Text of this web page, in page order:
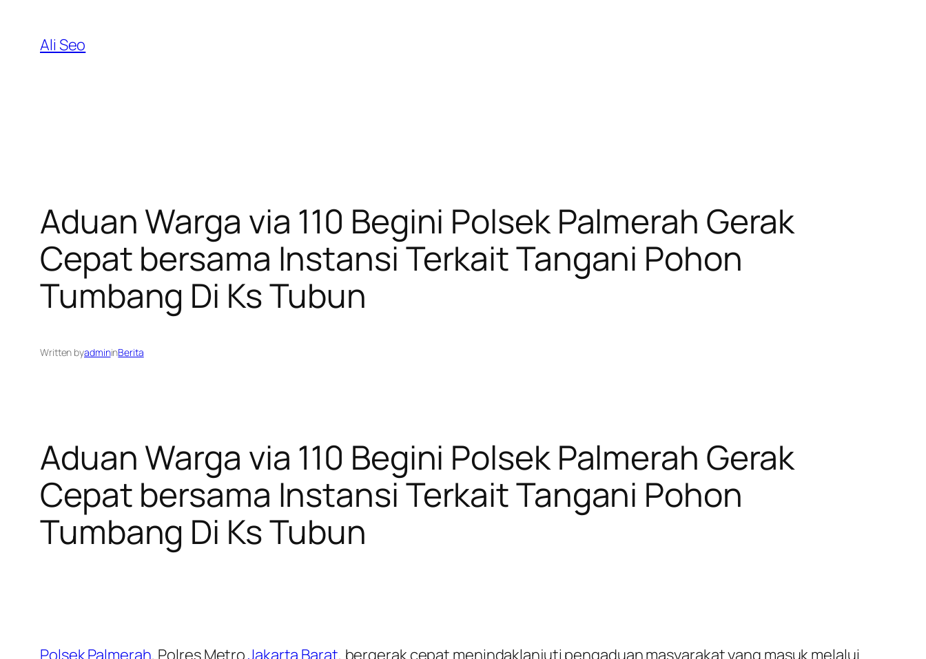
content
Ali Seo
Aduan Warga via 110 Begini Polsek Palmerah Gerak
Cepat bersama Instansi Terkait Tangani Pohon
Tumbang Di Ks Tubun
Written byadmininBerita
Aduan Warga via 110 Begini Polsek Palmerah Gerak
Cepat bersama Instansi Terkait Tangani Pohon
Tumbang Di Ks Tubun
Polsek Palmerah, Polres MetroJakarta Barat, bergerak cepat menindaklanjuti pengaduan masyarakat yang masuk melalui